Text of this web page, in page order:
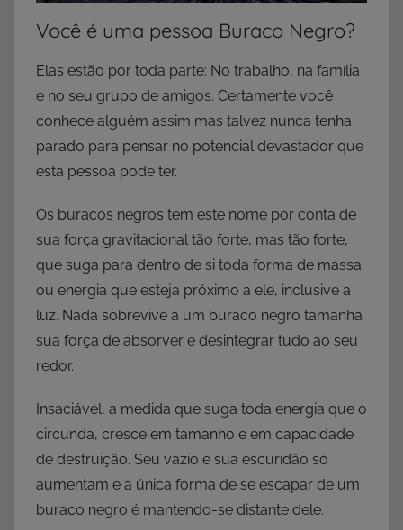
Você é uma pessoa Buraco Negro?
Elas estão por toda parte: No trabalho, na família
e no seu grupo de amigos. Certamente você
conhece alguém assim mas talvez nunca tenha
parado para pensar no potencial devastador que
esta pessoa pode ter.
Os buracos negros tem este nome por conta de
sua força gravitacional tão forte, mas tão forte,
que suga para dentro de si toda forma de massa
ou energia que esteja próximo a ele, inclusive a
luz. Nada sobrevive a um buraco negro tamanha
sua força de absorver e desintegrar tudo ao seu
redor.
Insaciável, a medida que suga toda energia que o
circunda, cresce em tamanho e em capacidade
de destruição. Seu vazio e sua escuridão só
aumentam e a única forma de se escapar de um
buraco negro é mantendo-se distante dele.